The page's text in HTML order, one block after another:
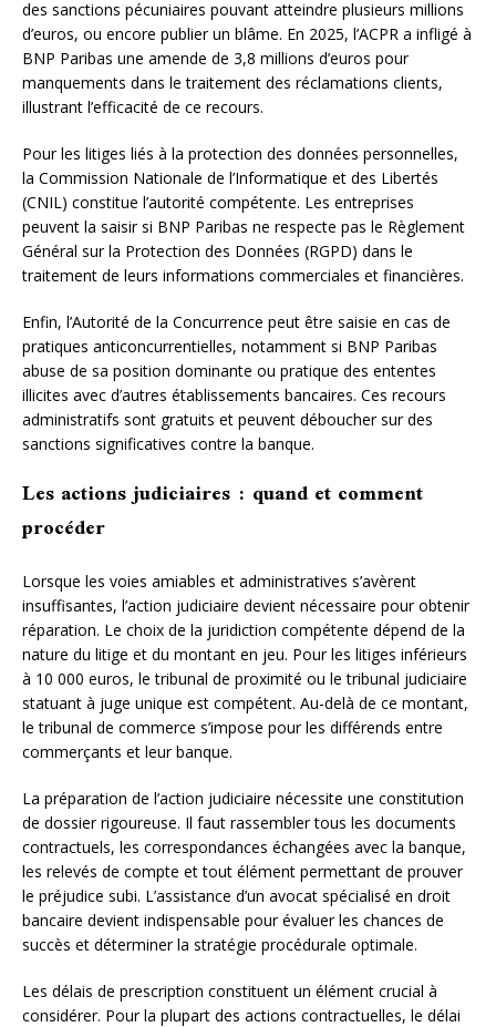
des sanctions pécuniaires pouvant atteindre plusieurs millions
d’euros, ou encore publier un blâme. En 2025, l’ACPR a infligé à
BNP Paribas une amende de 3,8 millions d’euros pour
manquements dans le traitement des réclamations clients,
illustrant l’efficacité de ce recours.
Pour les litiges liés à la protection des données personnelles,
la Commission Nationale de l’Informatique et des Libertés
(CNIL) constitue l’autorité compétente. Les entreprises
peuvent la saisir si BNP Paribas ne respecte pas le Règlement
Général sur la Protection des Données (RGPD) dans le
traitement de leurs informations commerciales et financières.
Enfin, l’Autorité de la Concurrence peut être saisie en cas de
pratiques anticoncurrentielles, notamment si BNP Paribas
abuse de sa position dominante ou pratique des ententes
illicites avec d’autres établissements bancaires. Ces recours
administratifs sont gratuits et peuvent déboucher sur des
sanctions significatives contre la banque.
Les actions judiciaires : quand et comment
procéder
Lorsque les voies amiables et administratives s’avèrent
insuffisantes, l’action judiciaire devient nécessaire pour obtenir
réparation. Le choix de la juridiction compétente dépend de la
nature du litige et du montant en jeu. Pour les litiges inférieurs
à 10 000 euros, le tribunal de proximité ou le tribunal judiciaire
statuant à juge unique est compétent. Au-delà de ce montant,
le tribunal de commerce s’impose pour les différends entre
commerçants et leur banque.
La préparation de l’action judiciaire nécessite une constitution
de dossier rigoureuse. Il faut rassembler tous les documents
contractuels, les correspondances échangées avec la banque,
les relevés de compte et tout élément permettant de prouver
le préjudice subi. L’assistance d’un avocat spécialisé en droit
bancaire devient indispensable pour évaluer les chances de
succès et déterminer la stratégie procédurale optimale.
Les délais de prescription constituent un élément crucial à
considérer. Pour la plupart des actions contractuelles, le délai